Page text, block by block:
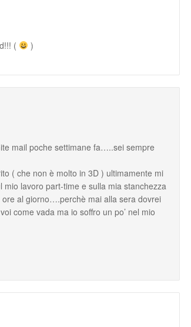
(
)
mail poche settimane fa…..sei sempre
( che non è molto in 3D ) ultimamente mi
lavoro part-time e sulla mia stanchezza
al giorno….perchè mai alla sera dovrei
come vada ma io soffro un po’ nel mio